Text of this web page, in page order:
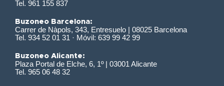
Tel. 961 155 837
Buzoneo Barcelona:
Carrer de Nàpols, 343, Entresuelo | 08025 Barcelona
Tel. 934 52 01 31 · Móvil: 639 99 42 99
Buzoneo Alicante:
Plaza Portal de Elche, 6, 1º | 03001 Alicante
Tel. 965 06 48 32